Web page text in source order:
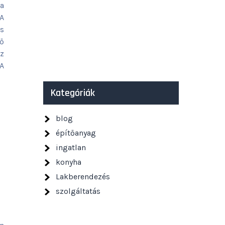
Kategóriák
blog
építőanyag
ingatlan
konyha
Lakberendezés
szolgáltatás